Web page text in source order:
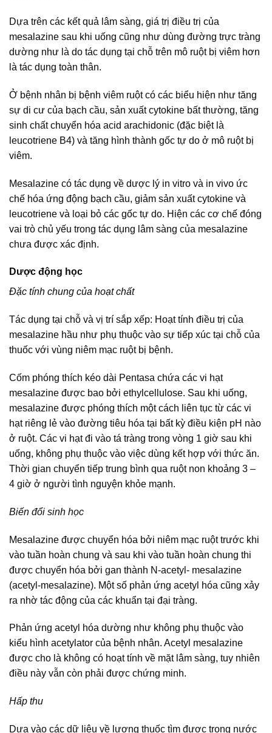
Dựa trên các kết quả lâm sàng, giá trị điều trị của
mesalazine sau khi uống cũng như dùng đường trực tràng
dường như là do tác dụng tại chỗ trên mô ruột bị viêm hơn
là tác dụng toàn thân.
Ở bệnh nhân bị bệnh viêm ruột có các biểu hiện như tăng
sự di cư của bạch cầu, sản xuất cytokine bất thường, tăng
sinh chất chuyển hóa acid arachidonic (đặc biệt là
leucotriene B4) và tăng hình thành gốc tự do ở mô ruột bị
viêm.
Mesalazine có tác dụng về dược lý in vitro và in vivo ức
chế hóa ứng động bạch cầu, giảm sản xuất cytokine và
leucotriene và loại bỏ các gốc tự do. Hiện các cơ chế đóng
vai trò chủ yếu trong tác dụng lâm sàng của mesalazine
chưa được xác định.
Dược động học
Đặc tính chung của hoạt chất
Tác dụng tại chỗ và vị trí sắp xếp: Hoạt tính điều trị của
mesalazine hầu như phụ thuộc vào sự tiếp xúc tại chỗ của
thuốc với vùng niêm mạc ruột bị bệnh.
Cốm phóng thích kéo dài Pentasa chứa các vi hạt
mesalazine được bao bởi ethylcellulose. Sau khi uống,
mesalazine được phóng thích một cách liên tục từ các vi
hạt riêng lẻ vào đường tiêu hóa tại bất kỳ điều kiện pH nào
ở ruột. Các vi hạt đi vào tá tràng trong vòng 1 giờ sau khi
uống, không phụ thuộc vào việc dùng kết hợp với thức ăn.
Thời gian chuyển tiếp trung bình qua ruột non khoảng 3 –
4 giờ ở người tình nguyện khỏe mạnh.
Biến đổi sinh học
Mesalazine được chuyển hóa bởi niêm mạc ruột trước khi
vào tuần hoàn chung và sau khi vào tuần hoàn chung thi
được chuyển hóa bởi gan thành N-acetyl- mesalazine
(acetyl-mesalazine). Một số phản ứng acetyl hóa cũng xảy
ra nhờ tác động của các khuẩn tại đại tràng.
Phản ứng acetyl hóa dường như không phụ thuộc vào
kiểu hình acetylator của bệnh nhân. Acetyl mesalazine
được cho là không có hoạt tính về mặt lâm sàng, tuy nhiên
điều này vẫn còn phải được chứng minh.
Hấp thu
Dựa vào các dữ liệu về lượng thuốc tìm được trong nước